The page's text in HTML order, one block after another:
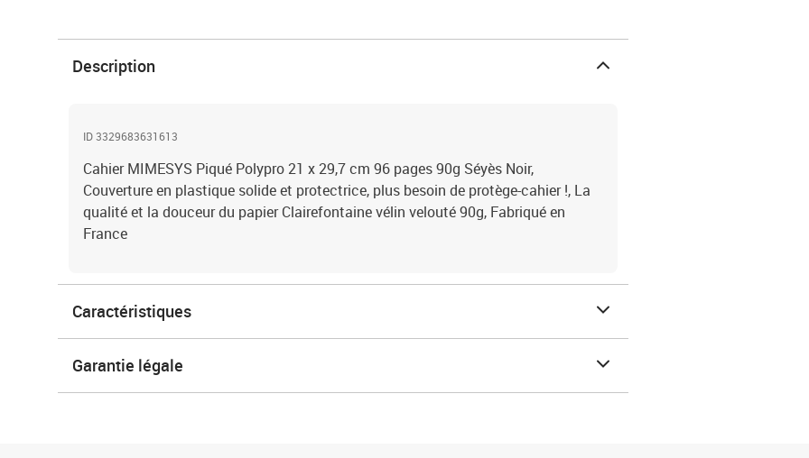
Description
ID 3329683631613
Cahier MIMESYS Piqué Polypro 21 x 29,7 cm 96 pages 90g Séyès Noir,
Couverture en plastique solide et protectrice, plus besoin de protège-cahier !, La
qualité et la douceur du papier Clairefontaine vélin velouté 90g, Fabriqué en
France
Caractéristiques
Garantie légale